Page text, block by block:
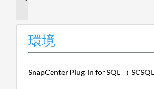
環境
SnapCenter Plug-in for SQL （